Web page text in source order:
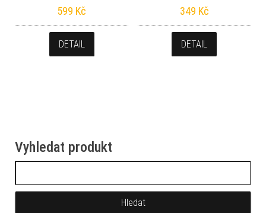
599 Kč
DETAIL
349 Kč
DETAIL
Vyhledat produkt